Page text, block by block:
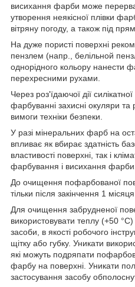
висихання фарби може
утворення неякісної плівки
вітряну погоду, а також під
На дуже пористі поверхні
пензлем (напр., белільной
однорідного кольору нанести
перехресними рухами.
Через роз'їдаючої дії
фарбуванні захисні окуляри та
вимоги техніки безпеки.
У разі мінеральних фарб на
впливає як вбирає здатність
властивості поверхні, так і
фарбування і висихання фарби.
До очищення пофарбованої
тільки після закінчення 1
Для очищення забрудненої
використовувати теплу (+50
засоби, в якості робочого
щітку або губку. Уникати
які можуть подряпати
фарбу на поверхні. Уникати
застосування засобу